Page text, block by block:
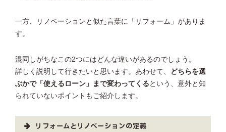
一方、リノベーションと似た言葉に「リフォーム」がありま
す。
混同しがちなこの2つにはどんな違いがあるのでしょう。
詳しく説明して行きたいと思います。あわせて、
どちらを選
ぶかで「使えるローン」まで変わってくる という、意外と知
られていないポイントもご紹介します。
リフォームとリノベーションの定義